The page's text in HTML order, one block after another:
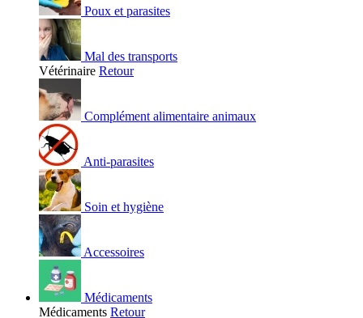
Poux et parasites
Mal des transports
Vétérinaire Retour
Complément alimentaire animaux
Anti-parasites
Soin et hygiène
Accessoires
Médicaments
Médicaments Retour